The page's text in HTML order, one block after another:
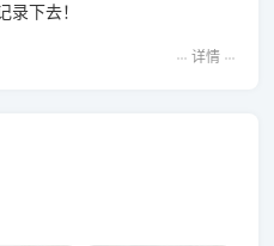
录下去！
详情